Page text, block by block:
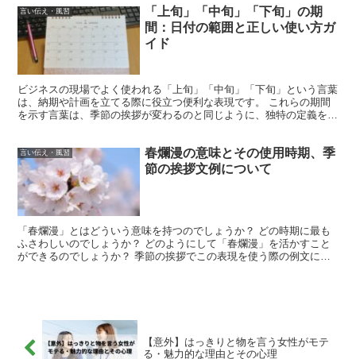
言い伝え・風習
「上旬」「中旬」「下旬」の期
間：日付の範囲と正しい使い方ガ
イド
ビジネスの現場でよく使われる「上旬」「中旬」「下旬」という言葉
は、納期や計画を立てる際に役立つ便利な表現です。 これらの期間
を示す言葉は、季節の挨拶が変わるのと同じように、独特の定義を持
言い伝え・風習
春爛漫の意味とその使用時期、季
節の挨拶文例について
「春爛漫」とはどういう意味を持つのでしょうか？ どの時期に最も
ふさわしいのでしょうか？ どのようにして「春爛漫」を活かすこと
ができるのでしょうか？ 季節の挨拶でこの表現を使う際の例文には
【意外】はっきりと物を言う女性がモテ
る・魅力的な理由とその心理